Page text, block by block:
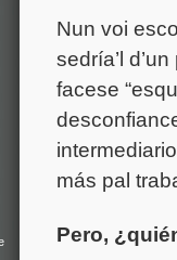
Nun voi
sedría’l
facese
más pal
Pero,